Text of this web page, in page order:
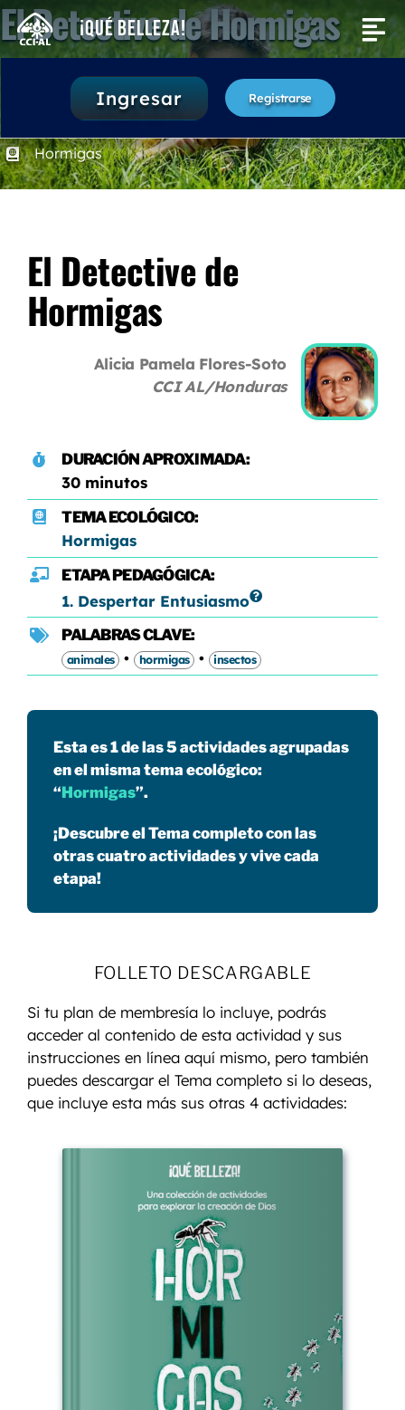
Saltar
al
contenido
¡Qué Belleza!
Actividades
Buscar:
Ingresar Registrarse
El Detective de Hormigas
30 minutos
1. Despertar Entusiasmo
Hormigas
El Detective de
Hormigas
Alicia Pamela Flores-Soto
CCI AL/Honduras
DURACIÓN APROXIMADA:
30 minutos
TEMA ECOLÓGICO:
Hormigas
ETAPA PEDAGÓGICA:
1. Despertar Entusiasmo
PALABRAS CLAVE:
animales • hormigas • insectos
Esta es 1 de las 5 actividades agrupadas
en el misma tema ecológico:
“Hormigas”.
¡Descubre el Tema completo con las
otras cuatro actividades y vive cada
etapa!
FOLLETO DESCARGABLE
Si tu plan de membresía lo incluye, podrás
acceder al contenido de esta actividad y sus
instrucciones en línea aquí mismo, pero también
puedes descargar el Tema completo si lo deseas,
que incluye esta más sus otras 4 actividades: